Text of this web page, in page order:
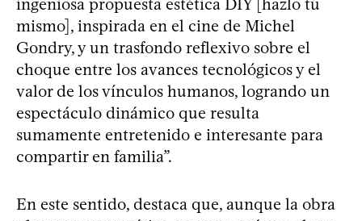
mismo], inspirada en el cine de Michel
Gondry, y un trasfondo reflexivo sobre el
choque entre los avances tecnológicos y el
valor de los vínculos humanos, logrando un
espectáculo dinámico que resulta
sumamente entretenido e interesante para
compartir en familia”.
En este sentido, destaca que, aunque la obra